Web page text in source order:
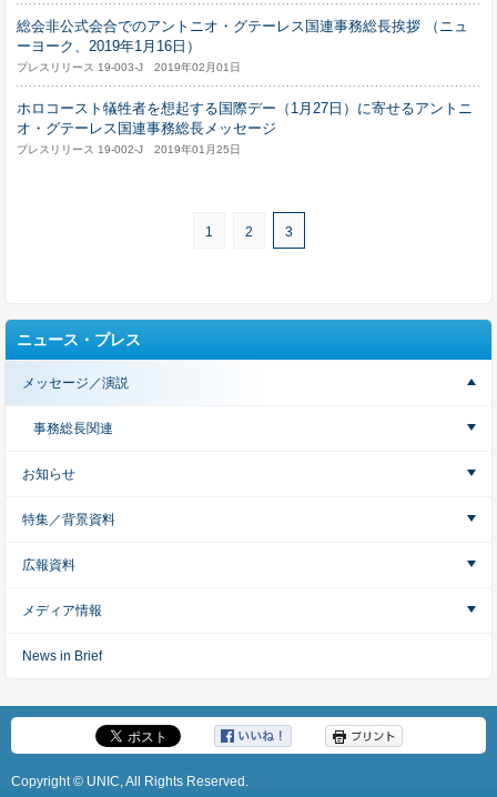
総会非公式会合でのアントニオ・グテーレス国連事務総長挨拶 （ニュ
ーヨーク、2019年1月16日）
プレスリリース 19-003-J 2019年02月01日
ホロコースト犠牲者を想起する国際デー（1月27日）に寄せるアントニ
オ・グテーレス国連事務総長メッセージ
プレスリリース 19-002-J 2019年01月25日
1 2 3
ニュース・プレス
メッセージ／演説
事務総長関連
お知らせ
特集／背景資料
広報資料
メディア情報
News in Brief
Copyright © UNIC, All Rights Reserved.